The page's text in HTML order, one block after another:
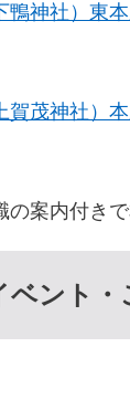
鴨神社）東
賀茂神社）
の案内付き
ベント・